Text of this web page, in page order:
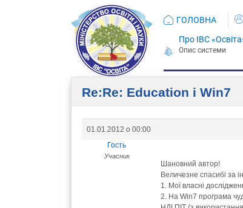
ГОЛОВНА
Про ІВС
Re:Re: Education i Win7
01.01.2012 о 00:00
Гость
Учасник
Шановний автор!
Величезне спасибі за
1. Мої власні
2. На Win7 програма